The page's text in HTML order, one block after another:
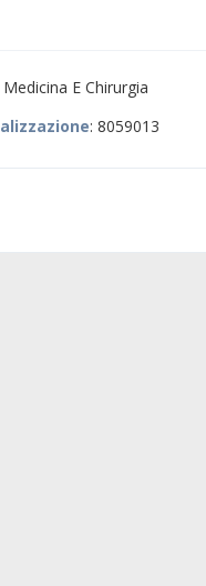
Medicina E Chirurgia
: 8059013